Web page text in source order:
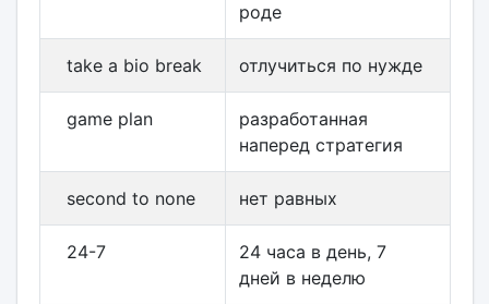
роде
take a bio break отлучиться по нужде
game plan
разработанная
наперед стратегия
second to none нет равных
24-7
24 часа в день, 7
дней в неделю